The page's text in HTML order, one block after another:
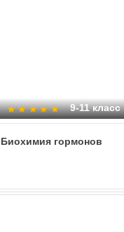
9-11 класс
Биохимия гормонов